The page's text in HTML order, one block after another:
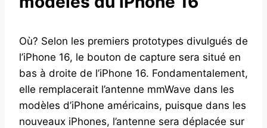
Où? Selon les premiers prototypes divulgués de
l’iPhone 16, le bouton de capture sera situé en
bas à droite de l’‌iPhone 16‌. Fondamentalement,
elle remplacerait l’antenne mmWave dans les
modèles d’iPhone américains, puisque dans les
nouveaux iPhones, l’antenne sera déplacée sur